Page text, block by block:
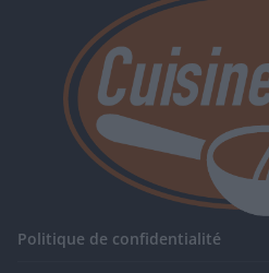
Politique de confidentialité